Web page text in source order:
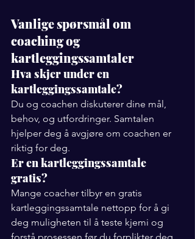
Vanlige spørsmål om
coaching og
kartleggingssamtaler
Hva skjer under en
kartleggingssamtale?
Du og coachen diskuterer dine mål,
behov, og utfordringer. Samtalen
hjelper deg å avgjøre om coachen er
riktig for deg.
Er en kartleggingssamtale
gratis?
Mange coacher tilbyr en gratis
kartleggingssamtale nettopp for å gi
deg muligheten til å teste kjemi og